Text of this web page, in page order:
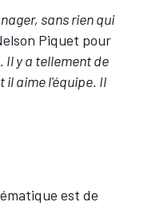
sans rien qui
Piquet pour
Il y a tellement de
il aime l'équipe. Il
est de